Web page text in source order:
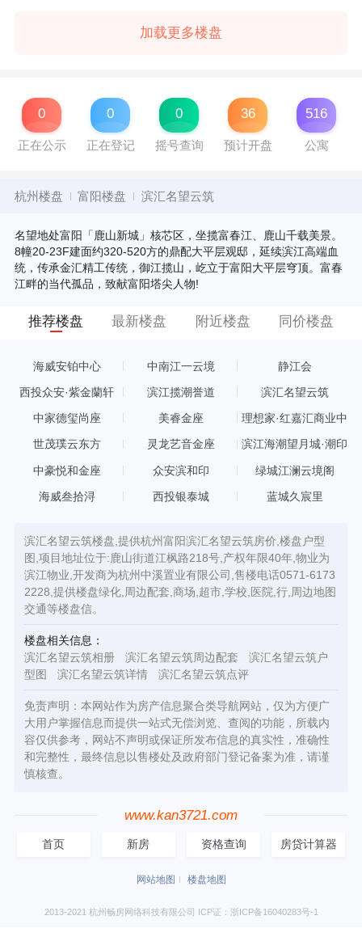
加载更多楼盘
0
正在公示
0
正在登记
0
摇号查询
36
预计开盘
516
公寓
杭州楼盘 富阳楼盘 滨汇名望云筑
名望地处富阳「鹿山新城」核芯区，坐揽富春江、鹿山千载美景。
8幢20-23F建面约320-520方的鼎配大平层观邸，延续滨江高端血
统，传承金汇精工传统，御江揽山，屹立于富阳大平层穹顶。富春
江畔的当代孤品，致献富阳塔尖人物!
推荐楼盘 最新楼盘 附近楼盘 同价楼盘
海威安铂中心 中南江一云境 静江会
西投众安·紫金蘭轩 滨江揽潮誉道 滨汇名望云筑
中家德玺尚座 美睿金座
理想家·红嘉汇商业中
世茂璞云东方 灵龙艺音金座 滨江海潮望月城·潮印
中豪悦和金座 众安滨和印 绿城江澜云境阁
海威叁拾浔 西投银泰城 蓝城久宸里
滨汇名望云筑楼盘,提供杭州富阳滨汇名望云筑房价,楼盘户型
图,项目地址位于:鹿山街道江枫路218号,产权年限40年,物业为
滨江物业,开发商为杭州中溪置业有限公司,售楼电话0571-6173
2228,提供楼盘绿化,周边配套,商场,超市,学校,医院,行,周边地图
交通等楼盘信。
楼盘相关信息：
滨汇名望云筑相册
滨汇名望云筑周边配套
滨汇名望云筑户
型图
滨汇名望云筑详情 滨汇名望云筑点评
免责声明：本网站作为房产信息聚合类导航网站，仅为方便广
大用户掌握信息而提供一站式无偿浏览、查阅的功能，所载内
容仅供参考，网站不声明或保证所发布信息的真实性，准确性
和完整性，最终信息以售楼处及政府部门登记备案为准，请谨
慎核查。
www.kan3721.com
首页 新房 资格查询 房贷计算器
网站地图 楼盘地图
2013-2021 杭州畅房网络科技有限公司 ICP证：浙ICP备16040283号-1